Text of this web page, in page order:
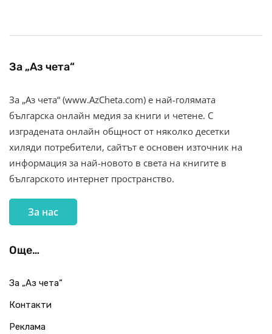
За „Аз чета“
За „Аз чета“ (www.AzCheta.com) е най-голямата
българска онлайн медия за книги и четене. С
изградената онлайн общност от няколко десетки
хиляди потребители, сайтът е основен източник на
информация за най-новото в света на книгите в
българското интернет пространство.
За нас
Още…
За „Аз чета“
Контакти
Реклама